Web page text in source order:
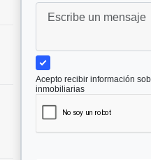
Acepto recibir información
inmobiliarias